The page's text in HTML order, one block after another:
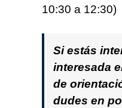
10:30 a 12:30)
Si estás
interesada
de
dudes en